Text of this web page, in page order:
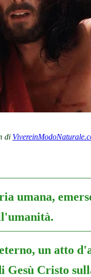
di
umana,
un atto
Gesù Cristo